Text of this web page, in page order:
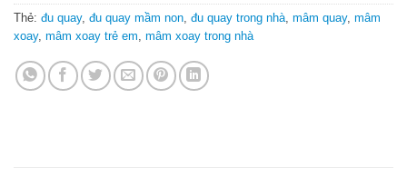
Thẻ: đu quay, đu quay mầm non đu quay trong nhà mâm quay, mâm
xoay, mâm xoay trẻ em mâm xoay trong nhà